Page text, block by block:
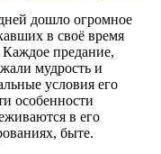
дошло огромное
в своё время
Каждое предание,
мудрость и
условия его
особенности
в его
быте.